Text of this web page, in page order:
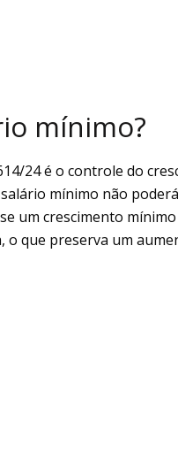
mínimo?
24 é o controle do
mínimo não
um crescimento mínimo
o que preserva um